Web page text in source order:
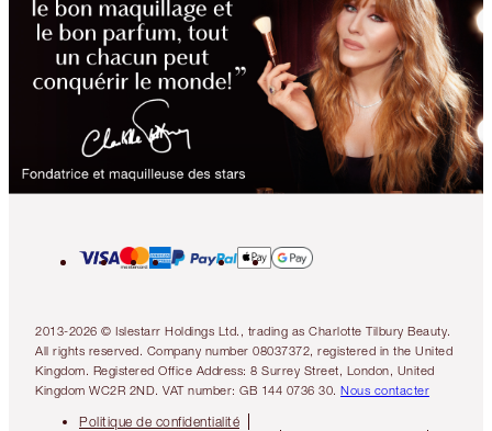
2013-2026 © Islestarr Holdings Ltd., trading as Charlotte Tilbury Beauty.
All rights reserved. Company number 08037372, registered in the United
Kingdom. Registered Office Address: 8 Surrey Street, London, United
Kingdom WC2R 2ND. VAT number: GB 144 0736 30. Nous contacter
Politique de confidentialité